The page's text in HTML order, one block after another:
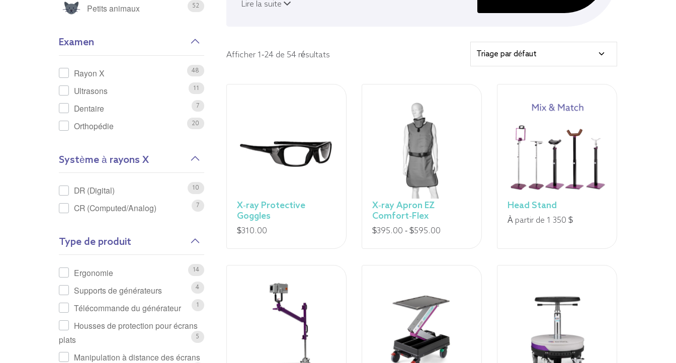
Lire la suite
Afficher 1-24 de 54 résultats
X-ray Protective
Goggles
$310.00
X-ray Apron EZ
Comfort-Flex
$395.00 - $595.00Fourchette
395,00
595,00
$
Head Stand
À partir de 1 350 $
Petits animaux 52
Examen
Rayon X 48
Ultrasons 11
Dentaire 7
Orthopédie 20
Système à rayons X
DR (Digital) 10
CR (Computed/Analog) 7
Type de produit
Ergonomie 14
Supports de générateurs 4
Télécommande du générateur 1
Housses de protection pour écrans
plats
5
Manipulation à distance des écrans